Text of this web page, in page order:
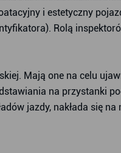
i estetyczny
Rolą
Mają one na celu
na przystanki
jazdy, nakłada się